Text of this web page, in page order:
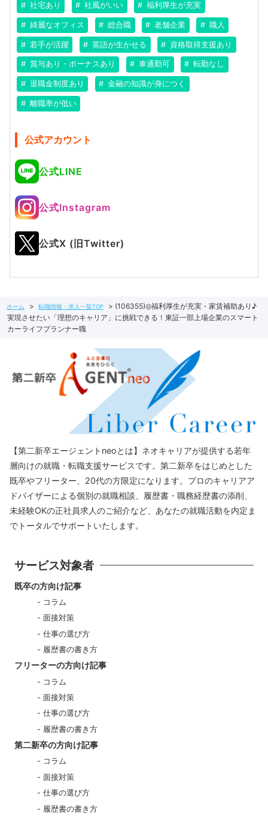
社宅あり 社風がいい 福利厚生が充実
綺麗なオフィス 総合職 老舗企業 職人
若手が活躍 英語が生かせる 資格取得支援あり
賞与あり・ボーナスあり 車通勤可 転勤なし
退職金制度あり 金融の知識が身につく
離職率が低い
公式アカウント
公式LINE
公式Instagram
公式X (旧Twitter)
ホーム 転職情報・求人一覧TOP
(106355)◎福利厚生が充実・家賃補助あり♪
実現させたい「理想のキャリア」に挑戦できる！東証一部上場企業のスマート
カーライフプランナー職
【第二新卒エージェントneoとは】ネオキャリアが提供する若年
層向けの就職・転職支援サービスです。第二新卒をはじめとした
既卒やフリーター、20代の方限定になります。プロのキャリアア
ドバイザーによる個別の就職相談、履歴書・職務経歴書の添削、
未経験OKの正社員求人のご紹介など、あなたの就職活動を内定ま
でトータルでサポートいたします。
サービス対象者
既卒の方向け記事
コラム
面接対策
仕事の選び方
履歴書の書き方
フリーターの方向け記事
コラム
面接対策
仕事の選び方
履歴書の書き方
第二新卒の方向け記事
コラム
面接対策
仕事の選び方
履歴書の書き方